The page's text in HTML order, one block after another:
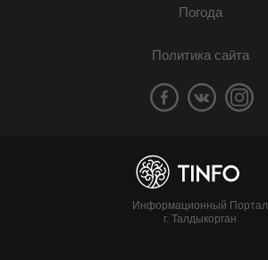
Погода
Политика сайта
Информационный Портал
г. Талдыкорган